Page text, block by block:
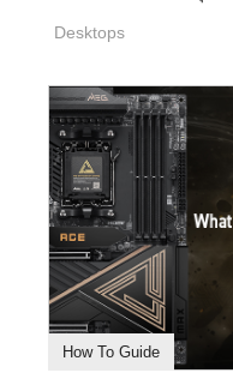
GPU ของคุณ, เปิดใช้
เพิ่มประสิทธิภาพอีกสั
และเรย์เทรซิง (Ray
ที่สุด ในขณะที่ระบบอัป
ช่วยดึงประสิทธิภาพก
เพียงการปรับแต่งปลีกย่อยเท่านั้น
ที่ควบคุม ผลกระทบต่อประสิท
ความคมชัดของภาพโ
พื้นฐาน สูงมาก การขยายขนาดและสร้างเฟรม
(DLSS/FSR/XeSS)
กการเรนเดอร์โดยก
Desktops
How To Guide